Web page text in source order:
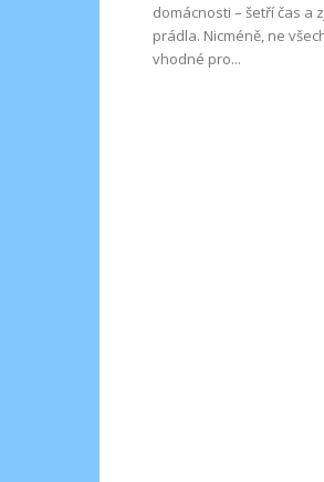
domácnosti – šetří čas a
prádla. Nicméně, ne
vhodné pro...